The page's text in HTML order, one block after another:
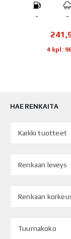
- -
4 kpl:
HAE RENKAITA
Kaikki tuotteet
Renkaan leveys
Renkaan
Tuumakoko